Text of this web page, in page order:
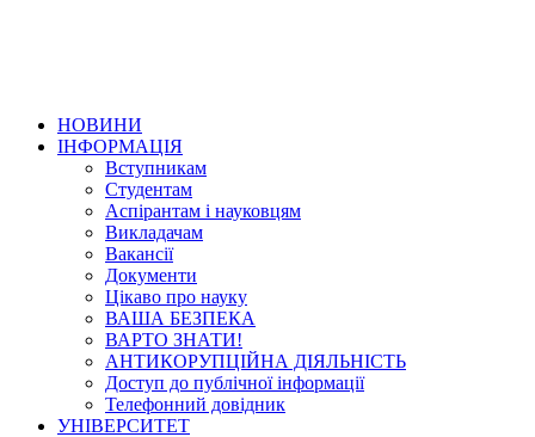
НОВИНИ
ІНФОРМАЦІЯ
Вступникам
Студентам
Аспірантам і науковцям
Викладачам
Вакансії
Документи
Цікаво про науку
ВАША БЕЗПЕКА
ВАРТО ЗНАТИ!
АНТИКОРУПЦІЙНА ДІЯЛЬНІСТЬ
Доступ до публічної інформації
Телефонний довідник
УНІВЕРСИТЕТ